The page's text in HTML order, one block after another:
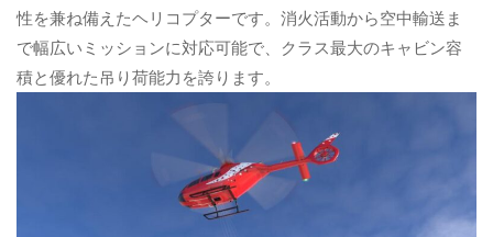
性を兼ね備えたヘリコプターです。消火活動から空中輸送ま
で幅広いミッションに対応可能で、クラス最大のキャビン容
積と優れた吊り荷能力を誇ります。